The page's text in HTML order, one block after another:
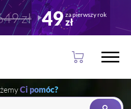
zł 49zł
za pierwszy rok
Ci pomóc?